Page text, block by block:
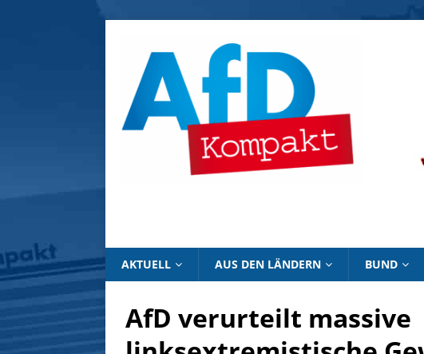
AKTUELL AUS DEN LÄNDERN BUND
AfD verurteilt massive